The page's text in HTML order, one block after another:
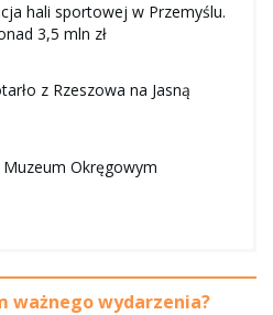
hali sportowej w Przemyślu.
3,5 mln zł
z Rzeszowa na Jasną
Okręgowym
ważnego wydarzenia?